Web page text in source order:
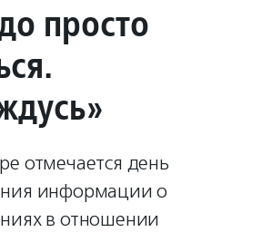
просто
отмечается день
информации о
в отношении